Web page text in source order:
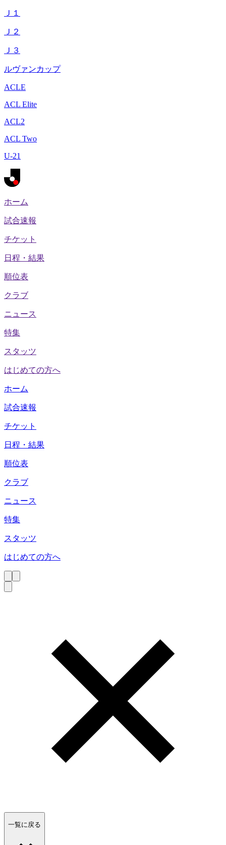
Ｊ１
Ｊ２
Ｊ３
ルヴァンカップ
ACLE
ACL Elite
ACL2
ACL Two
U-21
ホーム
試合速報
チケット
日程・結果
順位表
クラブ
ニュース
特集
スタッツ
はじめての方へ
ホーム
試合速報
チケット
日程・結果
順位表
クラブ
ニュース
特集
スタッツ
はじめての方へ
一覧に戻る